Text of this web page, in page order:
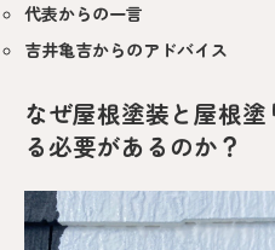
代表からの一言
吉井亀吉からのアドバイス
なぜ屋根塗装と屋根
る必要があるのか？